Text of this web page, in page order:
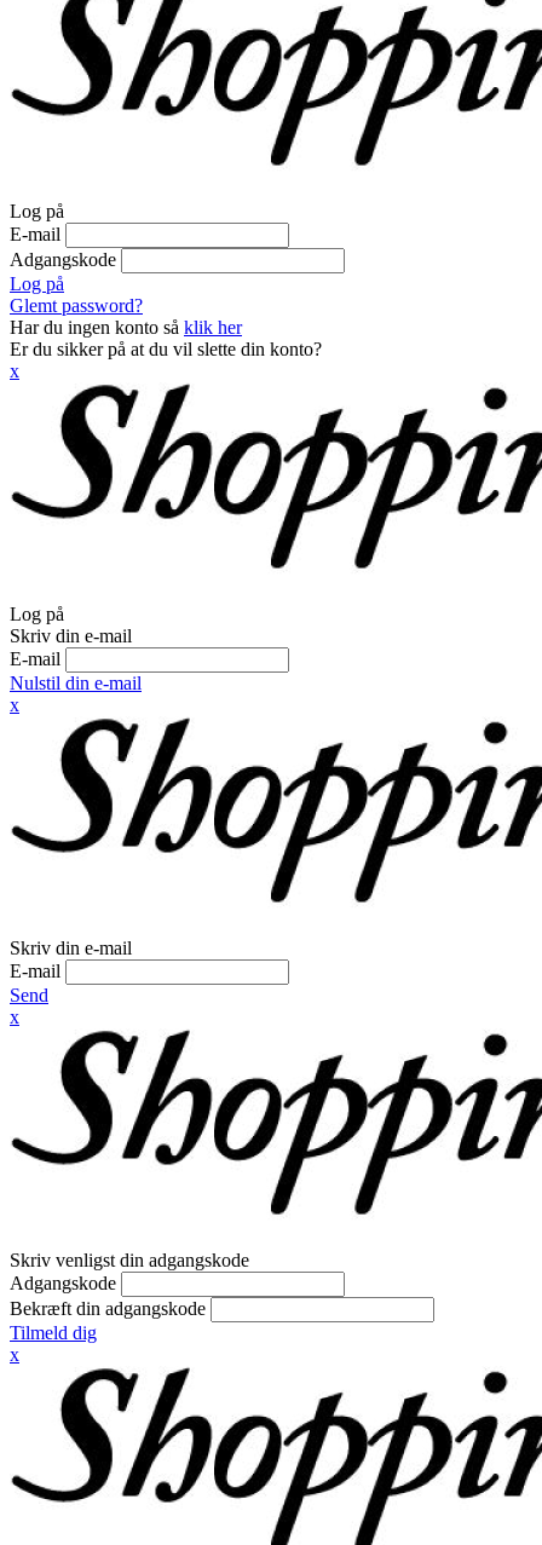
Log på
E-mail
Adgangskode
Log på
Glemt password?
Har du ingen konto så klik her
Er du sikker på at du vil slette din konto?
x
Log på
Skriv din e-mail
E-mail
Nulstil din e-mail
x
Skriv din e-mail
E-mail
Send
x
Skriv venligst din adgangskode
Adgangskode
Bekræft din adgangskode
Tilmeld dig
x